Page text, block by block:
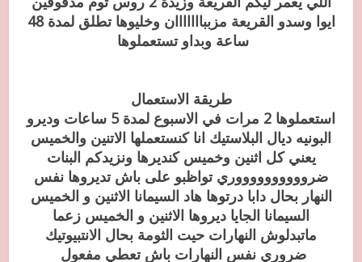
ايوا وسدو القريعة مزببااااااان وخليوها تطلق لمدة 48
ساعة وبداو تستعملوها
طريقة الاستعمال
استعملوها 2 مرات في الاسبوع لمدة 5 ساعات وديرو
البونيه ديال البلاستيك انا كنستعملها الاتنين والخميس
يعني كل اثنين وخميس كنديرها ونزيدكم البنات
ضرووووووووووري تواظبو على باش تديروها نفس
النهار بحال دابا درتوها هاد السيمانا الاثنين و الخميس
السيمانا الجايا ديروها الاثنين و الخميس زعما
ماتبدلوش النهارات حيت الثومة بحال الانتبيوتيك
ضروري نفس النهارات باش تعطي مفعول